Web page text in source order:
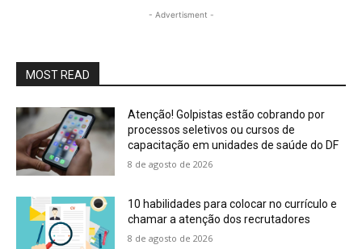
of
latter
part
of
the
24th
century
european
enormous
railway
- Advertisment -
MOST READ
Atenção! Golpistas estão cobrando por
processos seletivos ou cursos de
capacitação em unidades de saúde do DF
8 de agosto de 2026
10 habilidades para colocar no currículo e
chamar a atenção dos recrutadores
8 de agosto de 2026